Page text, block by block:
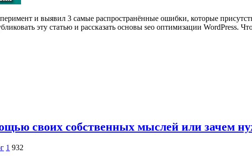
и выявил 3 самые распространённые ошибки, которые
эту статью и рассказать основы seo оптимизации WordPress.
своих собственных мыслей или зачем
1 932